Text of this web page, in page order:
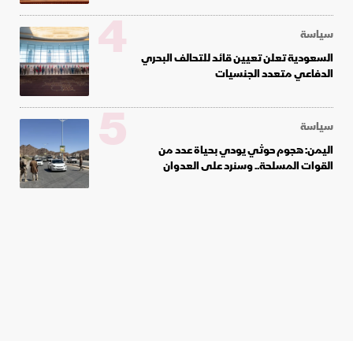
سياسة
السعودية تعلن تعيين قائد للتحالف البحري
الدفاعي متعدد الجنسيات
4
سياسة
اليمن: هجوم حوثي يودي بحياة عدد من
القوات المسلحة.. وسنرد على العدوان
5